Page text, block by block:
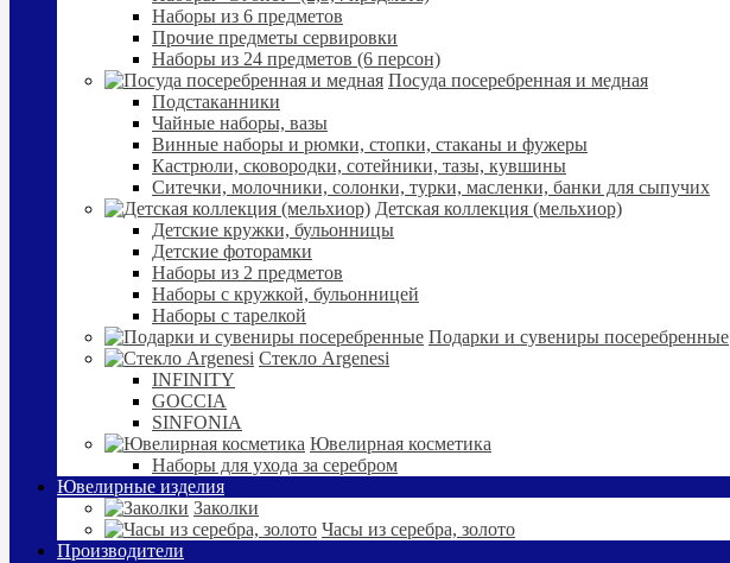
Наборы из 6 предметов
Прочие предметы сервировки
Наборы из 24 предметов (6 персон)
Посуда посеребренная и медная
Подстаканники
Чайные наборы, вазы
Винные наборы и рюмки, стопки, стаканы и фужеры
Кастрюли, сковородки, сотейники, тазы, кувшины
Ситечки, молочники, солонки, турки, масленки, банки для сыпучих
Детская коллекция (мельхиор)
Детские кружки, бульонницы
Детские фоторамки
Наборы из 2 предметов
Наборы с кружкой, бульонницей
Наборы с тарелкой
Подарки и сувениры посеребренные
Стекло Argenesi
INFINITY
GOCCIA
SINFONIA
Ювелирная косметика
Наборы для ухода за серебром
Ювелирные изделия
Заколки
Часы из серебра, золото
Производители